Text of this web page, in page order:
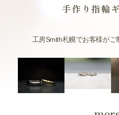
手作り指輪
工房Smith札幌でお客様が